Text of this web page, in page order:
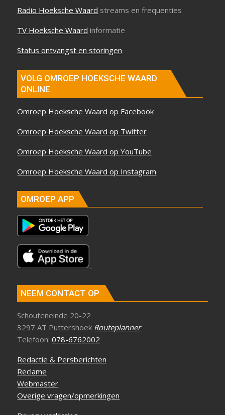
Radio Hoeksche Waard streams en frequenties
TV Hoeksche Waard informatie
Status ontvangst en storingen
VOLG OMROEP HOEKSCHE WAARD
ONLINE
Omroep Hoeksche Waard op Facebook
Omroep Hoeksche Waard op Twitter
Omroep Hoeksche Waard op YouTube
Omroep Hoeksche Waard op Instagram
OMROEP APP
NEEM CONTACT OP
Schouteneinde 20-22
3297 AT Puttershoek Routeplanner
Telefoon:078-6762002
Redactie & Persberichten
Reclame
Webmaster
Overige vragen/opmerkingen